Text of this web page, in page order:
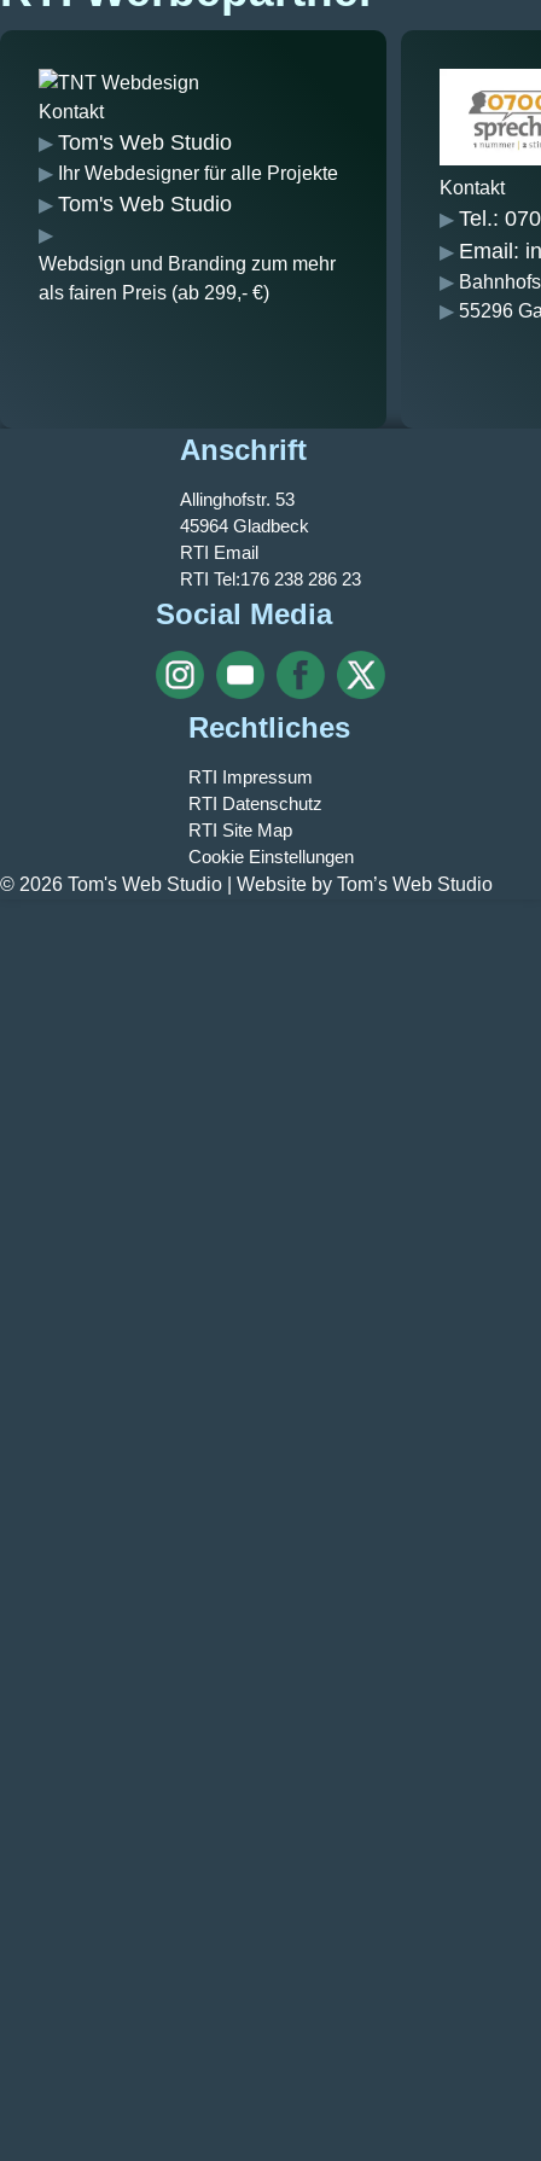
Kontakt
Tom's Web Studio
Ihr Webdesigner für alle Projekte
Tom's Web Studio
Webdsign und Branding zum mehr
als fairen Preis (ab 299,- €)
Kontakt
Tel.:
Email:
55296
Anschrift
Allinghofstr. 53
45964 Gladbeck
RTI Email
RTI Tel:176 238 286 23
Social Media
Rechtliches
RTI Impressum
RTI Datenschutz
RTI Site Map
Cookie Einstellungen
© 2026 Tom's Web Studio | Website by Tom’s Web Studio